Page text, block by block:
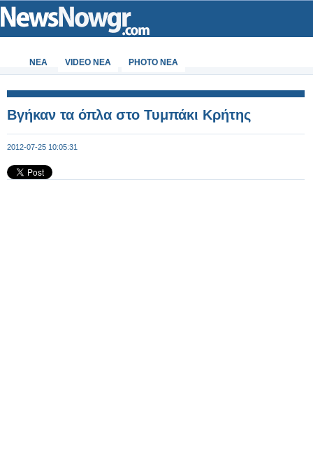
ΝΕΑ VIDEO NEA PHOTO NEA
Βγήκαν τα όπλα στο Τυμπάκι Κρήτης
2012-07-25 10:05:31